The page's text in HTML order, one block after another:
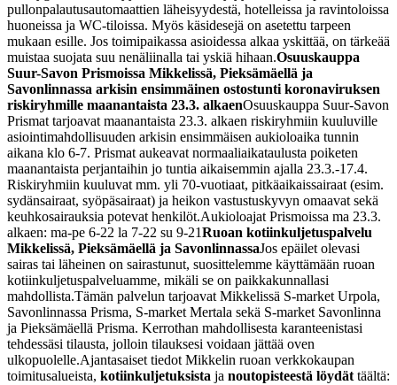
pullonpalautusautomaattien läheisyydestä, hotelleissa ja ravintoloissa
huoneissa ja WC-tiloissa. Myös käsidesejä on asetettu tarpeen
mukaan esille. Jos toimipaikassa asioidessa alkaa yskittää, on tärkeää
muistaa suojata suu nenäliinalla tai yskiä hihaan.Osuuskauppa
Suur-Savon Prismoissa Mikkelissä, Pieksämäellä ja
Savonlinnassa arkisin ensimmäinen ostostunti koronaviruksen
riskiryhmille maanantaista 23.3. alkaenOsuuskauppa Suur-Savon
Prismat tarjoavat maanantaista 23.3. alkaen riskiryhmiin kuuluville
asiointimahdollisuuden arkisin ensimmäisen aukioloaika tunnin
aikana klo 6-7. Prismat aukeavat normaaliaikataulusta poiketen
maanantaista perjantaihin jo tuntia aikaisemmin ajalla 23.3.-17.4.
Riskiryhmiin kuuluvat mm. yli 70-vuotiaat, pitkäaikaissairaat (esim.
sydänsairaat, syöpäsairaat) ja heikon vastustuskyvyn omaavat sekä
keuhkosairauksia potevat henkilöt.Aukioloajat Prismoissa ma 23.3.
alkaen: ma-pe 6-22 la 7-22 su 9-21Ruoan kotiinkuljetuspalvelu
Mikkelissä, Pieksämäellä ja SavonlinnassaJos epäilet olevasi
sairas tai läheinen on sairastunut, suosittelemme käyttämään ruoan
kotiinkuljetuspalveluamme, mikäli se on paikkakunnallasi
mahdollista.Tämän palvelun tarjoavat Mikkelissä S-market Urpola,
Savonlinnassa Prisma, S-market Mertala sekä S-market Savonlinna
ja Pieksämäellä Prisma. Kerrothan mahdollisesta karanteenistasi
tehdessäsi tilausta, jolloin tilauksesi voidaan jättää oven
ulkopuolelle.Ajantasaiset tiedot Mikkelin ruoan verkkokaupan
toimitusalueista, kotiinkuljetuksista ja noutopisteestä löydät täältä: